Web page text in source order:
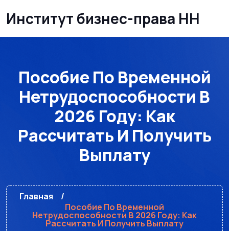
Институт бизнес-права НН
Пособие По Временной
Нетрудоспособности В
2026 Году: Как
Рассчитать И Получить
Выплату
Главная
Пособие По Временной
Нетрудоспособности В 2026 Году: Как
Рассчитать И Получить Выплату